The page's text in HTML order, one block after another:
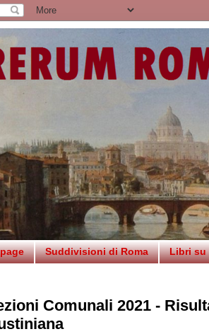
Suddivisioni di Roma Libri su
Comunali 2021 -